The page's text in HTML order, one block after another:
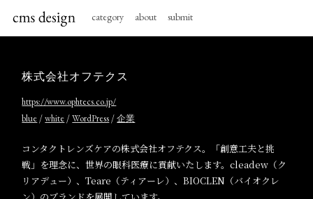
category about submit
株式会社オフテクス
https://www.ophtecs.co.jp/
blue /white /WordPress /企業
コンタクトレンズケアの株式会社オフテクス。「創意工夫と挑
戦」を理念に、世界の眼科医療に貢献いたします。cleadew（ク
リアデュー）、Teare（ティアーレ）、BIOCLEN（バイオクレ